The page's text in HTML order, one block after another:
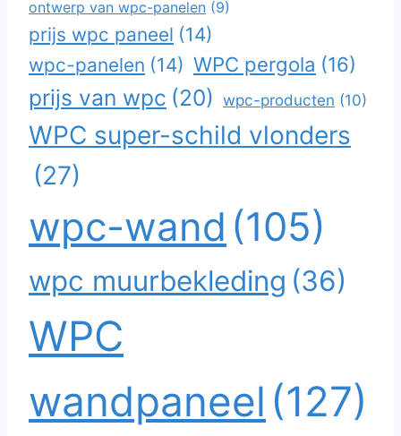
ontwerp van wpc-panelen (9)
prijs wpc paneel (14)
wpc-panelen (14) WPC pergola (16)
prijs van wpc (20) wpc-producten (10)
WPC super-schild vlonders
(27)
wpc-wand (105)
wpc muurbekleding (36)
WPC
wandpaneel (127)